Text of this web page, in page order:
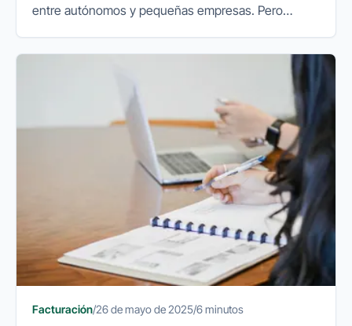
entre autónomos y pequeñas empresas. Pero
duplicidades y...
Facturación/26 de mayo de 2025/6 minutos